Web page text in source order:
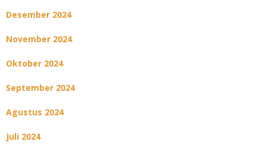
Desember 2024
November 2024
Oktober 2024
September 2024
Agustus 2024
Juli 2024